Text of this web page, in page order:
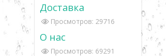
Доставка
Просмотров: 29716
О нас
Просмотров: 69291